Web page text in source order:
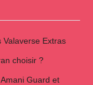
Extras
choisir ?
Guard et